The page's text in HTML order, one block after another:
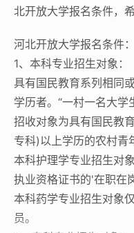
北开放大学报名条件，
河北开放大学报名条件：
1、本科专业招生对象：
具有国民教育系列相同
学历者。“一村一名大学
招收对象为具有国民教
专科)以上学历的农村青
本科护理学专业招生对
执业资格证书的'在职在
本科药学专业招生对象
员。